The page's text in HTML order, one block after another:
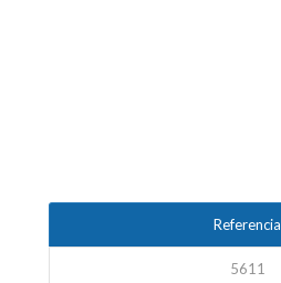
Referencia
5611